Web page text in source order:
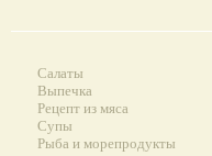
Салаты
Выпечка
Рецепт из мяса
Супы
Рыба и морепродукты